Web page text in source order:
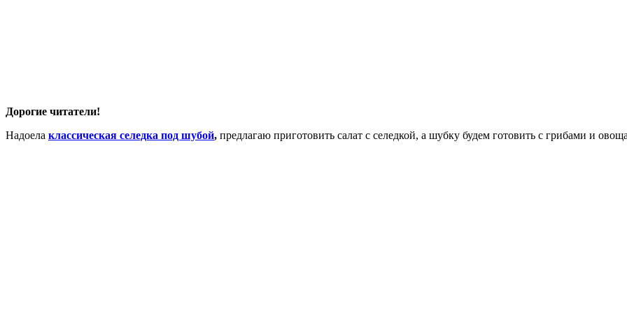
Дорогие читатели!
Надоела классическая селедка под шубой, предлагаю приготовить салат с селедкой, а шубку будем готовить с грибами и